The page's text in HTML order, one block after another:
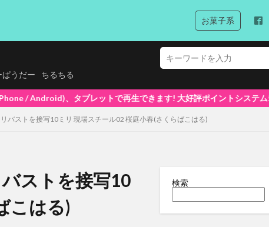
お菓子系
うだー ちるちる
す! 大好評ポイントシステム5%還元中(1ポイント=1円換算) 初めて
バストを接写10ミリ 現場スチール02 桜庭小春(さくらばこはる)
ストを接写10
こはる)
検索